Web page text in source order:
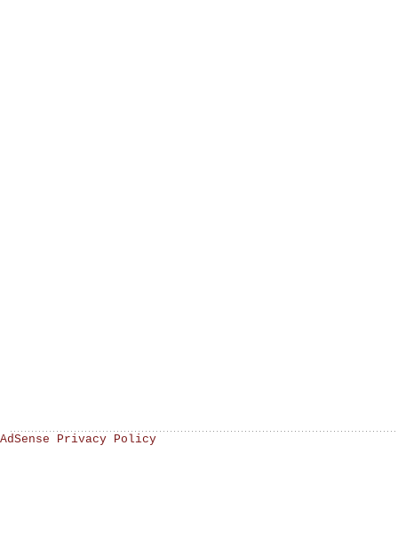
AdSense Privacy Policy